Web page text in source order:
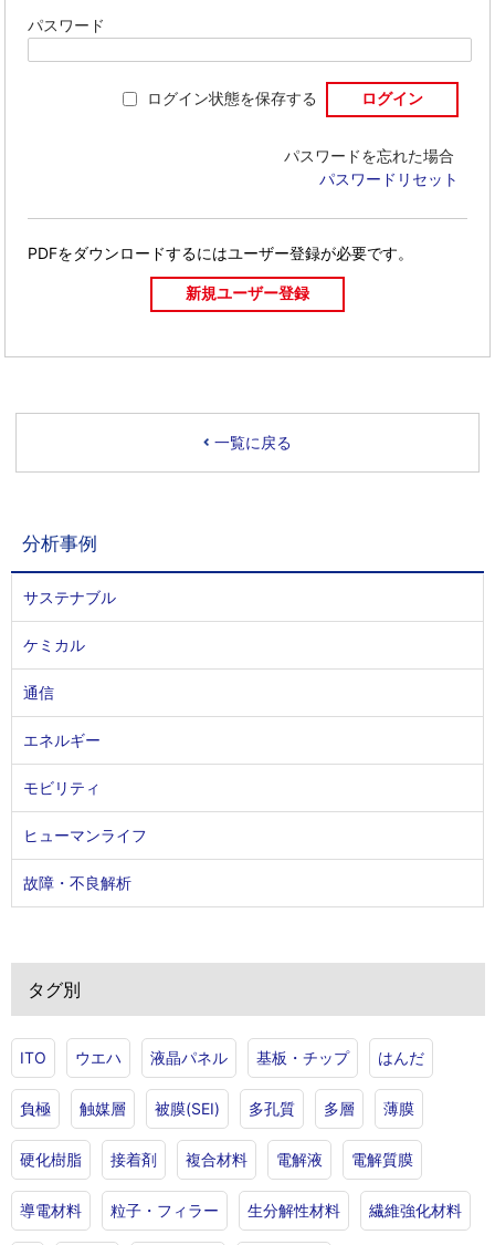
パスワード
ログイン状態を保存する
パスワードを忘れた場合
パスワードリセット
PDFをダウンロードするにはユーザー登録が必要です。
一覧に戻る
分析事例
サステナブル
ケミカル
通信
エネルギー
モビリティ
ヒューマンライフ
故障・不良解析
タグ別
ITO ウエハ 液晶パネル 基板・チップ はんだ
負極 触媒層 被膜(SEI) 多孔質 多層 薄膜
硬化樹脂 接着剤 複合材料 電解液 電解質膜
導電材料 粒子・フィラー 生分解性材料 繊維強化材料